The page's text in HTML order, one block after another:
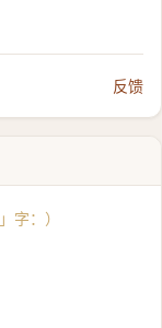
反馈
」字：）